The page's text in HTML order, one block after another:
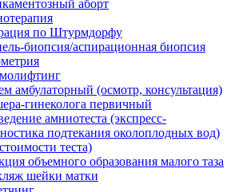
аборт
по Штурмдорфу
биопсия/аспирационная биопсия
амбулаторный (осмотр, консультация)
гинеколога первичный
амниотеста (экспресс-
подтекания околоплодных вод)
теста)
объемного образования малого таза
шейки матки